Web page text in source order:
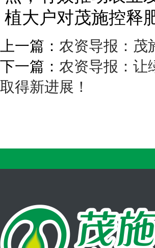
植大户对茂施控释
上一篇： 农资导报：茂
下一篇： 农资导报：让
取得新进展！